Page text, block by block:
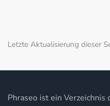
Letzte Aktualisierung dieser
Phraseo ist ein